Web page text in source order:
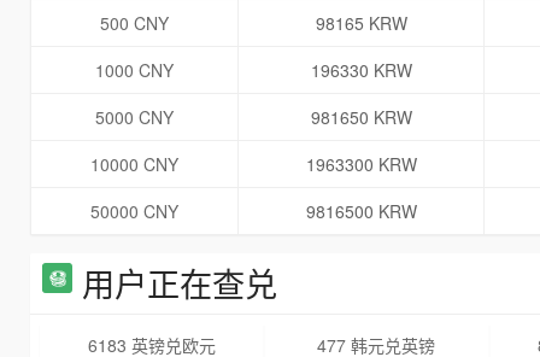
500 CNY
98165 KRW
1000 CNY
196330 KRW
5000 CNY
981650 KRW
10000 CNY
1963300 KRW
50000 CNY
9816500 KRW
用户正在查兑
6183 英镑兑欧元 477 韩元兑英镑